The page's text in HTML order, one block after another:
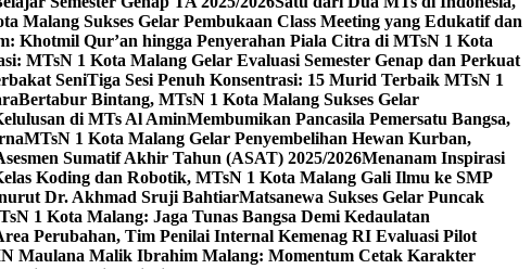
Malang Sukses Gelar Pembukaan Class Meeting yang Edukatif dan
Khotmil Qur’an hingga Penyerahan Piala Citra di MTsN 1 Kota
MTsN 1 Kota Malang Gelar Evaluasi Semester Genap dan Perkuat
SeniTiga Sesi Penuh Konsentrasi: 15 Murid Terbaik MTsN 1
Bertabur Bintang, MTsN 1 Kota Malang Sukses Gelar
di MTs Al AminMembumikan Pancasila Pemersatu Bangsa,
MTsN 1 Kota Malang Gelar Penyembelihan Hewan Kurban,
Sumatif Akhir Tahun (ASAT) 2025/2026Menanam Inspirasi
Koding dan Robotik, MTsN 1 Kota Malang Gali Ilmu ke SMP
Dr. Akhmad Sruji BahtiarMatsanewa Sukses Gelar Puncak
1 Kota Malang: Jaga Tunas Bangsa Demi Kedaulatan
Perubahan, Tim Penilai Internal Kemenag RI Evaluasi Pilot
Maulana Malik Ibrahim Malang: Momentum Cetak Karakter